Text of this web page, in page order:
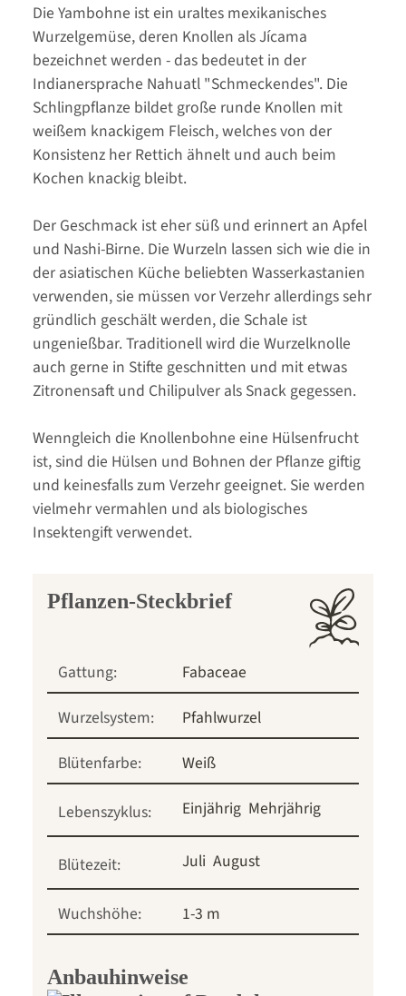
Die Yambohne ist ein uraltes mexikanisches
Wurzelgemüse, deren Knollen als Jícama
bezeichnet werden - das bedeutet in der
Indianersprache Nahuatl "Schmeckendes". Die
Schlingpflanze bildet große runde Knollen mit
weißem knackigem Fleisch, welches von der
Konsistenz her Rettich ähnelt und auch beim
Kochen knackig bleibt.
Der Geschmack ist eher süß und erinnert an Apfel
und Nashi-Birne. Die Wurzeln lassen sich wie die in
der asiatischen Küche beliebten Wasserkastanien
verwenden, sie müssen vor Verzehr allerdings sehr
gründlich geschält werden, die Schale ist
ungenießbar. Traditionell wird die Wurzelknolle
auch gerne in Stifte geschnitten und mit etwas
Zitronensaft und Chilipulver als Snack gegessen.
Wenngleich die Knollenbohne eine Hülsenfrucht
ist, sind die Hülsen und Bohnen der Pflanze giftig
und keinesfalls zum Verzehr geeignet. Sie werden
vielmehr vermahlen und als biologisches
Insektengift verwendet.
Pflanzen-Steckbrief
Gattung:
Fabaceae
Wurzelsystem:
Pfahlwurzel
Blütenfarbe:
Weiß
Lebenszyklus: Einjährig Mehrjährig
Blütezeit: Juli August
Wuchshöhe: 1-3 m
Anbauhinweise